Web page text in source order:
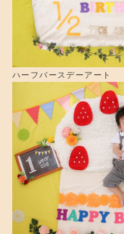
ハーフバースデーアート